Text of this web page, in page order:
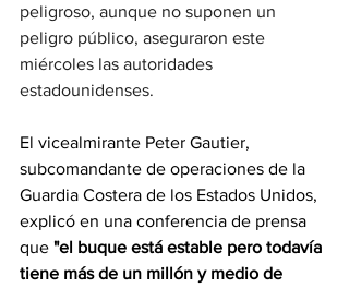
peligroso, aunque no suponen un
peligro público, aseguraron este
miércoles las autoridades
estadounidenses.
El vicealmirante Peter Gautier,
subcomandante de operaciones de la
Guardia Costera de los Estados Unidos,
explicó en una conferencia de prensa
que "el buque está estable pero todavía
tiene más de un millón y medio de